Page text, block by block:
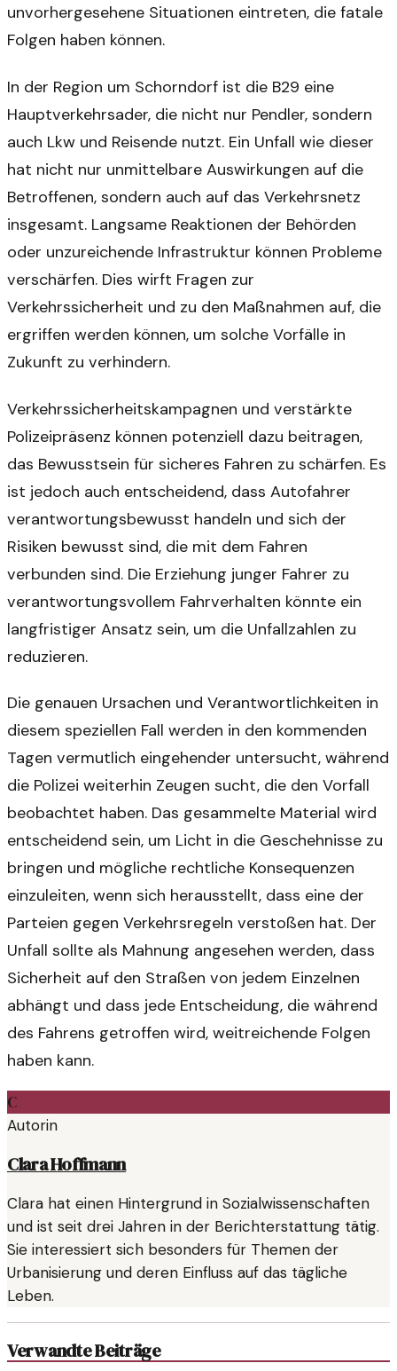
unvorhergesehene Situationen eintreten, die fatale
Folgen haben können.
In der Region um Schorndorf ist die B29 eine
Hauptverkehrsader, die nicht nur Pendler, sondern
auch Lkw und Reisende nutzt. Ein Unfall wie dieser
hat nicht nur unmittelbare Auswirkungen auf die
Betroffenen, sondern auch auf das Verkehrsnetz
insgesamt. Langsame Reaktionen der Behörden
oder unzureichende Infrastruktur können Probleme
verschärfen. Dies wirft Fragen zur
Verkehrssicherheit und zu den Maßnahmen auf, die
ergriffen werden können, um solche Vorfälle in
Zukunft zu verhindern.
Verkehrssicherheitskampagnen und verstärkte
Polizeipräsenz können potenziell dazu beitragen,
das Bewusstsein für sicheres Fahren zu schärfen. Es
ist jedoch auch entscheidend, dass Autofahrer
verantwortungsbewusst handeln und sich der
Risiken bewusst sind, die mit dem Fahren
verbunden sind. Die Erziehung junger Fahrer zu
verantwortungsvollem Fahrverhalten könnte ein
langfristiger Ansatz sein, um die Unfallzahlen zu
reduzieren.
Die genauen Ursachen und Verantwortlichkeiten in
diesem speziellen Fall werden in den kommenden
Tagen vermutlich eingehender untersucht, während
die Polizei weiterhin Zeugen sucht, die den Vorfall
beobachtet haben. Das gesammelte Material wird
entscheidend sein, um Licht in die Geschehnisse zu
bringen und mögliche rechtliche Konsequenzen
einzuleiten, wenn sich herausstellt, dass eine der
Parteien gegen Verkehrsregeln verstoßen hat. Der
Unfall sollte als Mahnung angesehen werden, dass
Sicherheit auf den Straßen von jedem Einzelnen
abhängt und dass jede Entscheidung, die während
des Fahrens getroffen wird, weitreichende Folgen
haben kann.
C
Autorin
Clara Hoffmann
Clara hat einen Hintergrund in Sozialwissenschaften
und ist seit drei Jahren in der Berichterstattung tätig.
Sie interessiert sich besonders für Themen der
Urbanisierung und deren Einfluss auf das tägliche
Leben.
Verwandte Beiträge